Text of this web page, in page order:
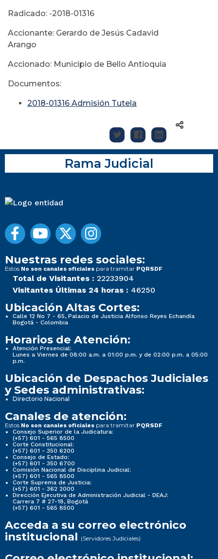
Radicado: -2018-01316
Accionante: Gerardo de Jesús Cadavid
Arango
Accionado: Municipio de Bello Antioquia
Documentos:
2018-01316 Admisión Tutela
Rama Judicial
Nuestras redes sociales:
Estos No son canales oficiales para tramitar PQRSDF
Total de Visitantes : 22233904
Visitantes Últimas 24 horas : 46250
Ubicación Altas Cortes:
Calle 12 No 7 - 65, Palacio de Justicia Alfonso Reyes Echandía
Bogotá - Colombia
Horarios de Atención:
Atención Presencial:
Lunes a Viernes de 08:00 a.m. a 01:00 p.m. y de 02:00 p.m. a 05:00
p.m.
Ubicación de Despachos Judiciales
y Sedes administrativas:
Directorio Nacional
Canales de atención:
Estos No son canales oficiales para tramitar PQRSDF
Consejo Superior de la Judicatura:
(+57) 601 - 565 8500
Corte Constitucional:
(+57) 601 - 350 6200
Consejo de Estado:
(+57) 601 - 350 6700
Comisión Nacional de Disciplina Judicial:
(+57) 601 - 565 8500
Corte Suprema de Justicia:
(+57) 601 - 362 2000
Dirección Ejecutiva de Administración Judicial - DEAJ:
Carrera 7 # 27-18, Bogotá
(+57) 601 - 565 8500
Acceda a su correo electrónico
institucional (Servidores Judiciales)